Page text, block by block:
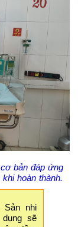
bản đáp ứng
hoàn thành.
Sản nhi
sẽ